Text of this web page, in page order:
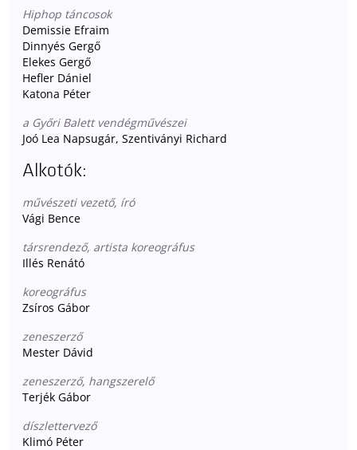
Hiphop táncosok
Demissie Efraim
Dinnyés Gergő
Elekes Gergő
Hefler Dániel
Katona Péter
a Győri Balett vendégművészei
Joó Lea Napsugár, Szentiványi Richard
Alkotók:
művészeti vezető, író
Vági Bence
társrendező, artista koreográfus
Illés Renátó
koreográfus
Zsíros Gábor
zeneszerző
Mester Dávid
zeneszerző, hangszerelő
Terjék Gábor
díszlettervező
Klimó Péter